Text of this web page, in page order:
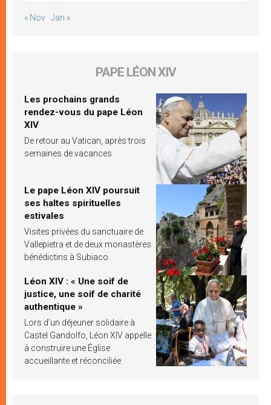
« Nov Jan »
PAPE LÉON XIV
Les prochains grands
rendez-vous du pape Léon
XIV
De retour au Vatican, après trois
semaines de vacances
Le pape Léon XIV poursuit
ses haltes spirituelles
estivales
Visites privées du sanctuaire de
Vallepietra et de deux monastères
bénédictins à Subiaco
Léon XIV : « Une soif de
justice, une soif de charité
authentique »
Lors d’un déjeuner solidaire à
Castel Gandolfo, Léon XIV appelle
à construire une Église
accueillante et réconciliée